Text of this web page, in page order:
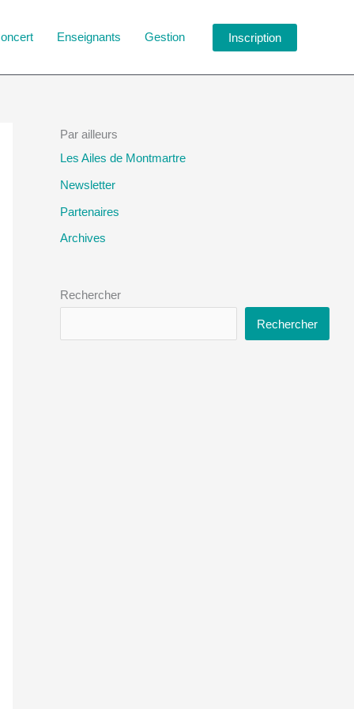
Enseignants Gestion Inscription
Par ailleurs
Les Ailes de Montmartre
Newsletter
Partenaires
Archives
Rechercher
Rechercher